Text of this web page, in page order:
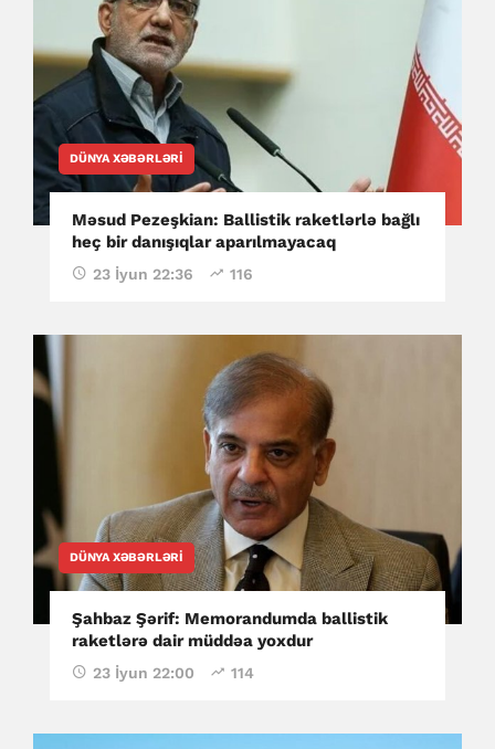
DÜNYA XƏBƏRLƏRI
Məsud Pezeşkian: Ballistik raketlərlə bağlı
heç bir danışıqlar aparılmayacaq
23 İyun 22:36 116
DÜNYA XƏBƏRLƏRI
Şahbaz Şərif: Memorandumda ballistik
raketlərə dair müddəa yoxdur
23 İyun 22:00 114